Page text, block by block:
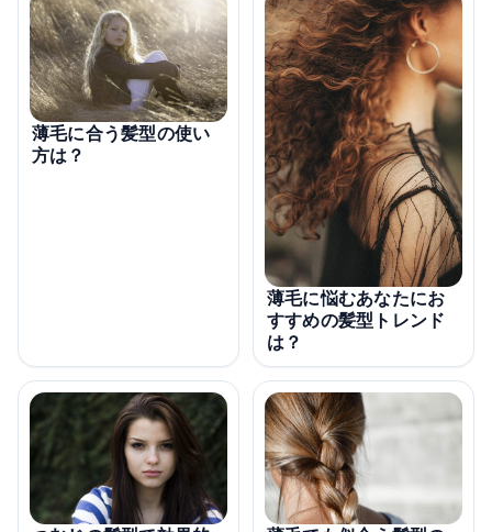
薄毛に合う髪型の使い
方は？
薄毛に悩むあなたにお
すすめの髪型トレンド
は？